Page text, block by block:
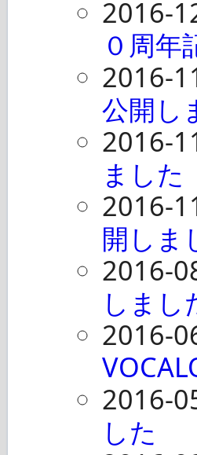
2016-
０周年
2016-
公開し
2016-
ました
2016-
開しま
2016-
しまし
2016-
2016-
した